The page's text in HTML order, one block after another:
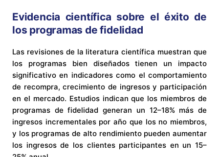
Evidencia científica sobre el éxito de
los programas de fidelidad
Las revisiones de la literatura científica muestran que
los programas bien diseñados tienen un impacto
significativo en indicadores como el comportamiento
de recompra, crecimiento de ingresos y participación
en el mercado. Estudios indican que los miembros de
programas de fidelidad generan un 12–18% más de
ingresos incrementales por año que los no miembros,
y los programas de alto rendimiento pueden aumentar
los ingresos de los clientes participantes en un 15–